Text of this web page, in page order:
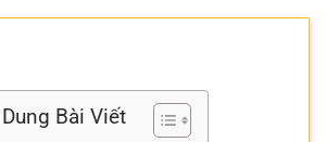
Bài Viết